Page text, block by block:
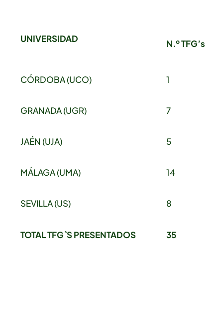
UNIVERSIDAD N.º TFG’s
CÓRDOBA (UCO) 1
GRANADA (UGR) 7
JAÉN (UJA) 5
MÁLAGA (UMA) 14
SEVILLA (US) 8
TOTAL TFG`S PRESENTADOS 35